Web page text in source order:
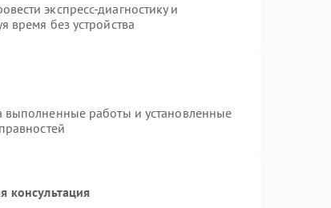
экспресс-диагностику и
время без устройства
выполненные работы и установленные
консультация